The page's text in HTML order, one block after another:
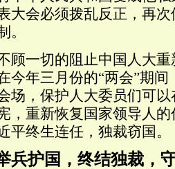
大会必须拨乱反正，再
。
顾一切的阻止中国人大
今年三月份的“两会”期
场，保护人大委员们可
，重新恢复国家领导人
平终生连任，独裁窃国。
兵护国，终结独裁，